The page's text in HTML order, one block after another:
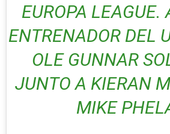
EUROPA LEAGUE.
ENTRENADOR DEL
OLE GUNNAR
JUNTO A KIERAN
MIKE